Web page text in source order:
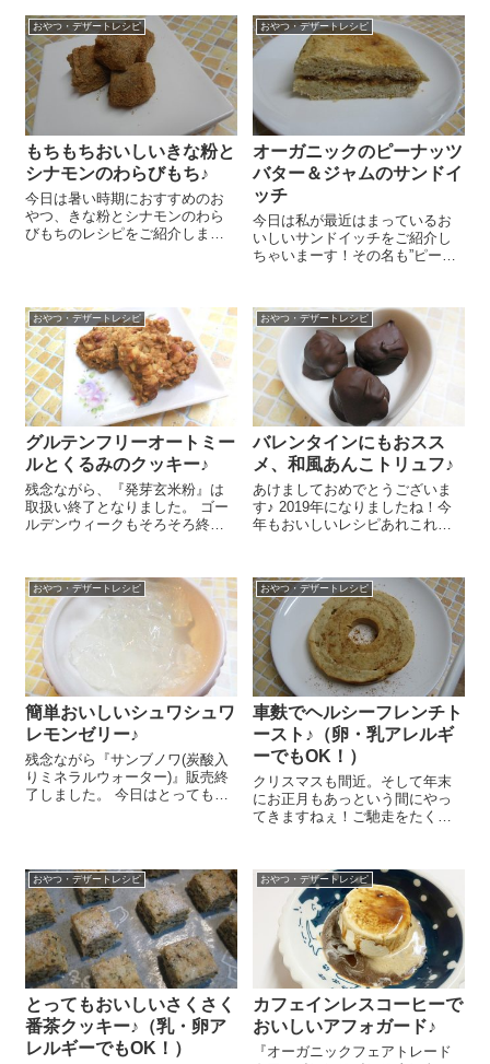
おやつ・デザートレシピ
もちもちおいしいきな粉と
シナモンのわらびもち♪
今日は暑い時期におすすめのお
やつ、きな粉とシナモンのわら
びもちのレシピをご紹介しまー
で食欲がない時にもぴったりな
んですよ～!(...
おやつ・デザートレシピ
オーガニックのピーナッツ
バター＆ジャムのサンドイ
ッチ
今日は私が最近はまっているお
いしいサンドイッチをご紹介し
ちゃいまーす！その名も”ピーナ
すが、この組み合わせがとーっ
てもおいしいんですよ～ 作り方
といってもたいしたことないで
す＾...
おやつ・デザートレシピ
グルテンフリーオートミー
ルとくるみのクッキー♪
残念ながら、『発芽玄米粉』は
取扱い終了となりました。 ゴー
ルデンウィークもそろそろ終わ
時間もたっぷりあるので簡単グ
ルテンフリーおやつを作りまし
たよ～ ボールに太白...
おやつ・デザートレシピ
バレンタインにもおスス
メ、和風あんこトリュフ♪
あけましておめでとうございま
す♪ 2019年になりましたね！今
年もおいしいレシピあれこれ紹
します。 新年最初のレシピはバ
レンタインにもおススメの和風
あんこトリュフ 和洋折衷もおい
しいで...
おやつ・デザートレシピ
簡単おいしいシュワシュワ
レモンゼリー♪
残念ながら『サンブノワ(炭酸入
りミネラルウォーター)』販売終
了しました。 今日はとっても簡
もきれい！カットし...
おやつ・デザートレシピ
車麩でヘルシーフレンチト
ースト♪（卵・乳アレルギ
ーでもOK！）
クリスマスも間近。そして年末
にお正月もあっという間にやっ
てきますねぇ！ご馳走をたくさ
い、車麩を使って簡単ヘルシー
フレンチトーストを作ってみま
したー😉 平たくて少し高さのあ
る器に豆...
おやつ・デザートレシピ
とってもおいしいさくさく
番茶クッキー♪（乳・卵ア
レルギーでもOK！）
おやつ・デザートレシピ
カフェインレスコーヒーで
おいしいアフォガード♪
『オーガニックフェアトレード